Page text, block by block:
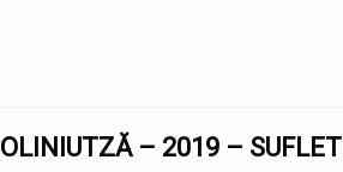
OLINIUTZĂ – 2019 – SUFLET